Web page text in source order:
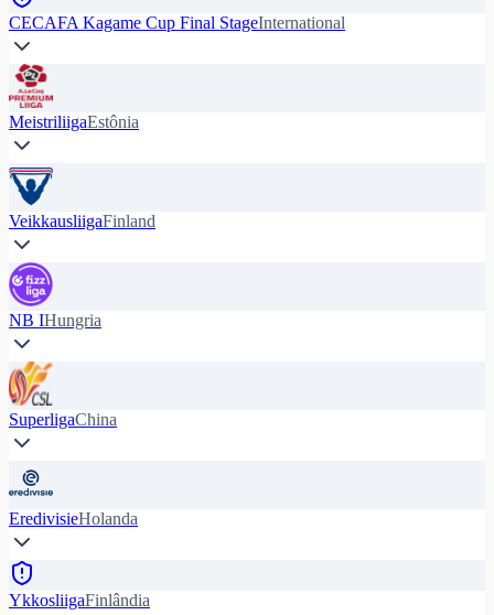
CECAFA Kagame Cup Final StageInternational
MeistriliigaEstônia
VeikkausliigaFinland
NB IHungria
SuperligaChina
EredivisieHolanda
YkkosliigaFinlândia